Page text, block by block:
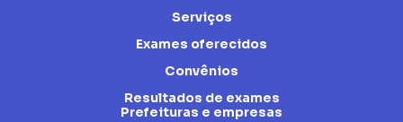
Serviços
Exames oferecidos
Convênios
Resultados de exames
Prefeituras e empresas